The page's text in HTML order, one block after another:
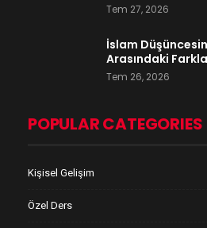
Tem 27, 2026
İslam
Arasındaki
Tem 26, 2026
POPULAR CATEGORIES
Kişisel Gelişim
Özel Ders